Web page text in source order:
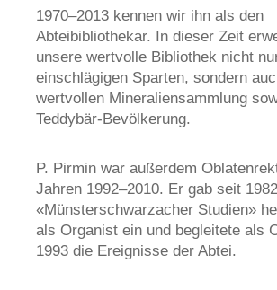
1970–2013 kennen wir ihn als den
Abteibibliothekar. In dieser Zeit
unsere wertvolle Bibliothek nicht
einschlägigen Sparten, sondern
wertvollen Mineraliensammlung
Teddybär-Bevölkerung.
P. Pirmin war außerdem
Jahren 1992–2010. Er gab seit
«Münsterschwarzacher Studien»
als Organist ein und begleitete als
1993 die Ereignisse der Abtei.